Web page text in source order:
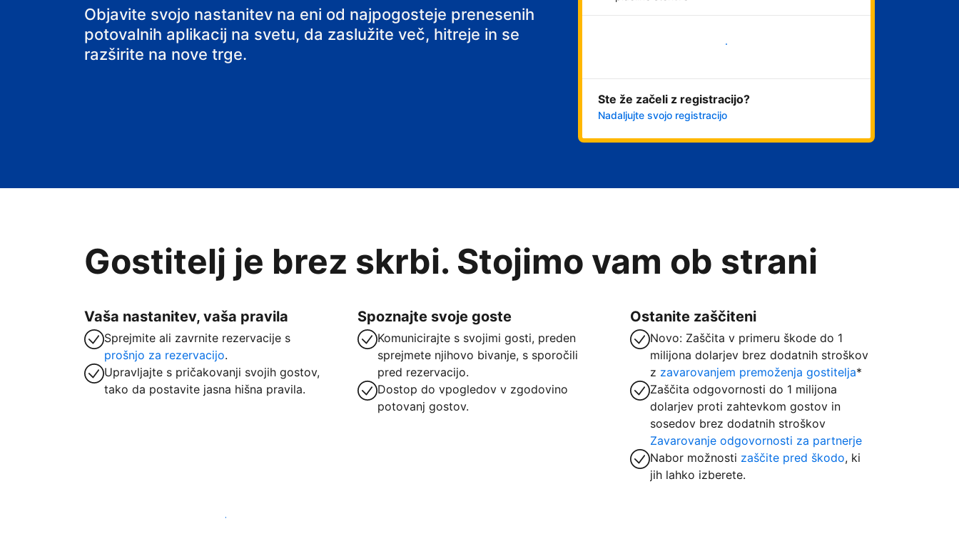
svoj B&B
Objavite svojo nastanitev na eni od najpogosteje prenesenih
potovalnih aplikacij na svetu, da zaslužite več, hitreje in se
razširite na nove trge.
Ste že začeli z registracijo?
Nadaljujte svojo registracijo
Gostitelj je brez skrbi. Stojimo vam ob strani
Vaša nastanitev, vaša pravila
Sprejmite ali zavrnite rezervacije s
prošnjo za rezervacijo.
Upravljajte s pričakovanji svojih gostov,
tako da postavite jasna hišna pravila.
Spoznajte svoje goste
Komunicirajte s svojimi gosti, preden
sprejmete njihovo bivanje, s sporočili
pred rezervacijo.
Dostop do vpogledov v zgodovino
potovanj gostov.
Ostanite zaščiteni
Novo: Zaščita v primeru škode do 1
milijona dolarjev brez dodatnih stroškov
z zavarovanjem premoženja gostitelja*
Zaščita odgovornosti do 1 milijona
dolarjev proti zahtevkom gostov in
sosedov brez dodatnih stroškov
Zavarovanje odgovornosti za partnerje
Nabor možnosti zaščite pred škodo, ki
jih lahko izberete.
Danes ponudite nastanitev prek naše platforme